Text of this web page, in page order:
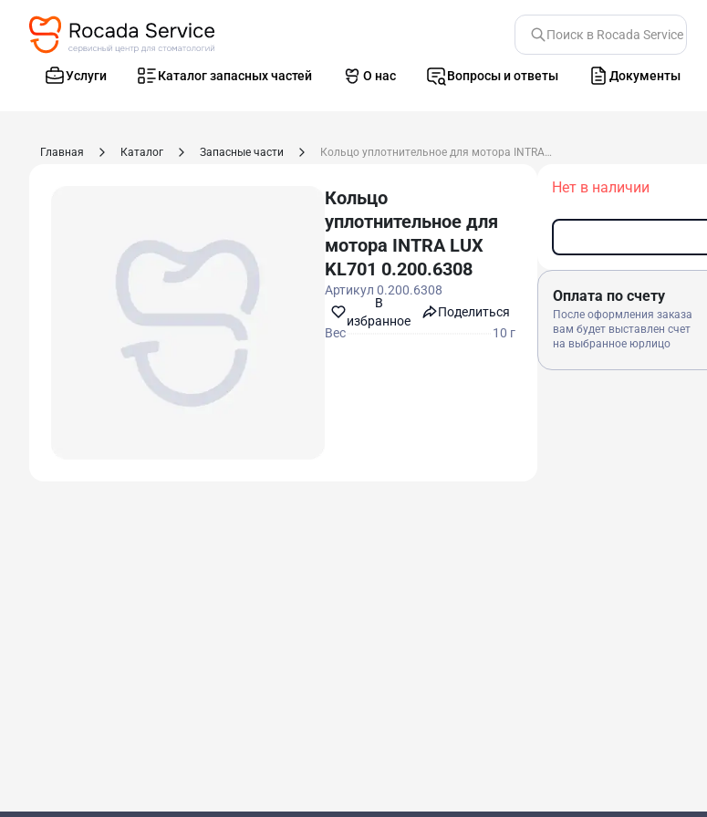
Поиск в Rocada Service
Услуги Каталог запасных частей О нас Вопросы и ответы Документы
Главная Каталог Запасные части Кольцо уплотнительное для мотора INTRA LUX KL701 0.200.6308
Кольцо
уплотнительное для
мотора INTRA LUX
KL701 0.200.6308
Артикул 0.200.6308
В
избранноe
Поделиться
Вес
10 г
Нет в наличии
Оплата по счету
После оформления заказа
вам будет выставлен счет
на выбранное юрлицо